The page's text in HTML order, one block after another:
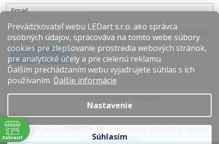
Prevádzkovateľ webu LEDart s.r.o. ako správca
osobných údajov, spracováva na tomto webe súbory
cookies pre zlepšovanie prostredia webových stránok,
pre analytické účely a pre cielenú reklamu.
Ďalším prechádzaním webu vyjadrujete súhlas s ich
používaním. Ďalšie informácie
Nastavenie
Súhlasím
Email
Súhlasím so spracovávaním poskytnutých osobných údajov
v zmysle Podmienok ochrany osobných údajov.
PRIHLÁSIŤ SA
Copyright 2026LEDAKCIA.sk. Všetky práva vyhradené.Upraviť
nastavenie cookies
Zobraziť